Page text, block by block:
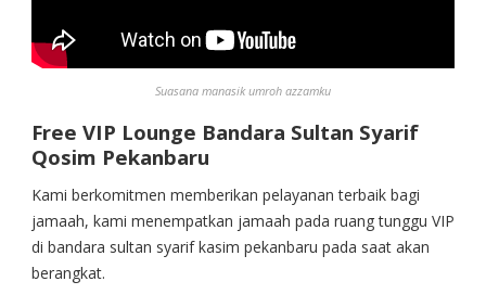
Suasana manasik umroh azzamku
Free VIP Lounge Bandara Sultan Syarif
Qosim Pekanbaru
Kami berkomitmen memberikan pelayanan terbaik bagi
jamaah, kami menempatkan jamaah pada ruang tunggu VIP
di bandara sultan syarif kasim pekanbaru pada saat akan
berangkat.